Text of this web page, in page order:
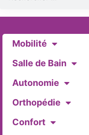
Mobilité
Salle de Bain
Autonomie
Orthopédie
Confort